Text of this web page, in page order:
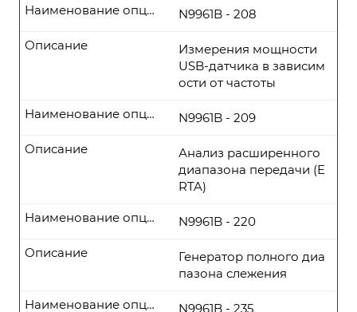
N9961B - 208
Наименование опции
Измерения мощности
USB-датчика в зависим
ости от частоты
Описание
N9961B - 209
Наименование опции
Анализ расширенного
диапазона передачи (E
RTA)
Описание
N9961B - 220
Наименование опции
Генератор полного диа
пазона слежения
Описание
N9961B - 235
Наименование опции